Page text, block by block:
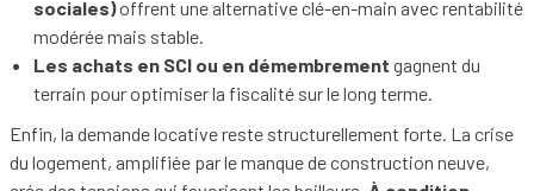
sociales)offrent une alternative clé-en-main avec rentabilité
modérée mais stable.
Les achats en SCI ou en démembrement gagnent du
terrain pour optimiser la fiscalité sur le long terme.
Enfin, la demande locative reste structurellement forte. La crise
du logement, amplifiée par le manque de construction neuve,